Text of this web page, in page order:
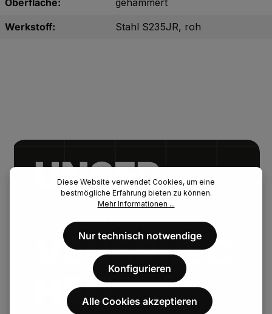
Oberfläche:
gehämmert
Werkstoff:
Stahl S235JR, roh
UNSER.
FENAU.
VERSPREC
HEN.
Diese Website verwendet Cookies, um eine
bestmögliche Erfahrung bieten zu können.
Mehr Informationen ...
Nur technisch notwendige
Konfigurieren
Alle Cookies akzeptieren